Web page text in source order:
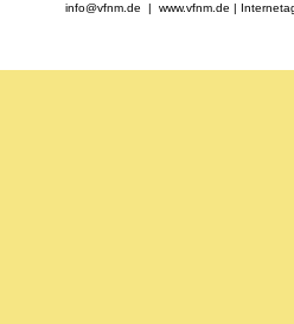
info@vfnm.de | www.vfnm.de |